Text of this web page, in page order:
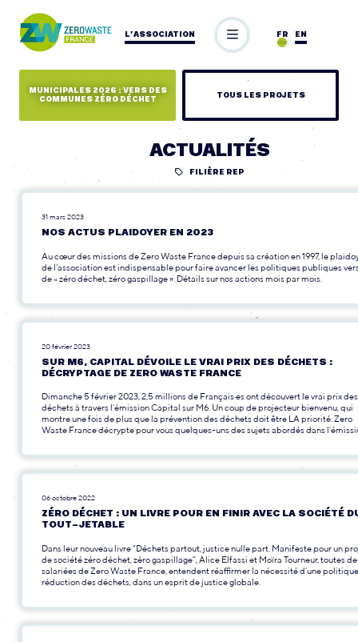
L’ASSOCIATION EN
FR
MUNICIPALES 2026 : VERS DES
COMMUNES ZÉRO DÉCHET
TOUS LES PROJETS
ACTUALITÉS
FILIÈRE REP
31 mars 2023
NOS ACTUS PLAIDOYER EN 2023
Au cœur des missions de Zero Waste France depuis sa création en 1997, le
de l’association est indispensable pour faire avancer les politiques publiques
de « zéro déchet, zéro gaspillage ». Détails sur nos actions mois par mois.
20 février 2023
SUR M6, CAPITAL DÉVOILE LE VRAI PRIX DES DÉCHETS :
DÉCRYPTAGE DE ZERO WASTE FRANCE
Dimanche 5 février 2023, 2,5 millions de Français·es ont découvert le vrai prix des
déchets à travers l’émission Capital sur M6. Un coup de projecteur bienvenu, qui
montre une fois de plus que la prévention des déchets doit être LA priorité. Zero
Waste France décrypte pour vous quelques-uns des sujets abordés dans
06 octobre 2022
ZÉRO DÉCHET : UN LIVRE POUR EN FINIR AVEC LA SOCIÉTÉ
TOUT-JETABLE
Dans leur nouveau livre "Déchets partout, justice nulle part. Manifeste pour un
de société zéro déchet, zéro gaspillage", Alice Elfassi et Moïra Tourneur, toutes
salariées de Zero Waste France, entendent réaffirmer la nécessité d’une
réduction des déchets, dans un esprit de justice globale.